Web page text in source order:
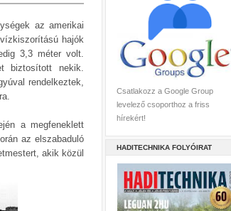
az amerikai
hajók
3,3 méter volt.
biztosított nekik.
rendelkeztek,
a megfeneklett
az elszabaduló
akik közül
Csatlakozz a Google Group
levelező csoporthoz a friss
hírekért!
HADITECHNIKA FOLYÓIRAT